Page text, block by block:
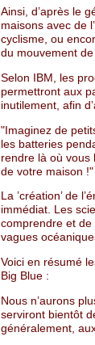
Ainsi, d’après le
maisons avec de
cyclisme, ou
du mouvement
Selon IBM, les
permettront aux
inutilement, afin
"Imaginez de
les batteries
rendre là où vous
de votre maison !"
La ’création’ de
immédiat. Les
comprendre et de
vagues
Voici en résumé
Big Blue :
Nous n’aurons
serviront bientôt
généralement,